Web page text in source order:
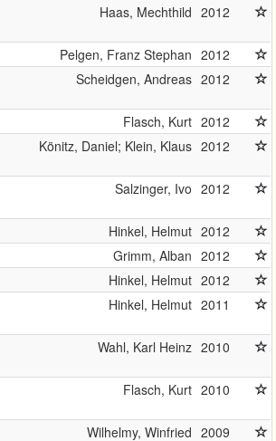
Haas, Mechthild 2012
Pelgen, Franz Stephan 2012
Scheidgen, Andreas 2012
Flasch, Kurt 2012
Könitz, Daniel; Klein, Klaus 2012
Salzinger, Ivo 2012
Hinkel, Helmut 2012
Grimm, Alban 2012
Hinkel, Helmut 2012
Hinkel, Helmut 2011
Wahl, Karl Heinz 2010
Flasch, Kurt 2010
Wilhelmy, Winfried 2009